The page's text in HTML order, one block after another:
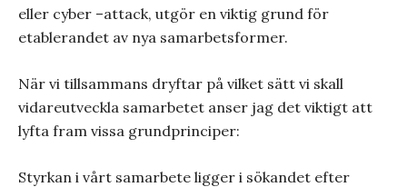
eller cyber –attack, utgör en viktig grund för
etablerandet av nya samarbetsformer.
När vi tillsammans dryftar på vilket sätt vi skall
vidareutveckla samarbetet anser jag det viktigt att
lyfta fram vissa grundprinciper:
Styrkan i vårt samarbete ligger i sökandet efter